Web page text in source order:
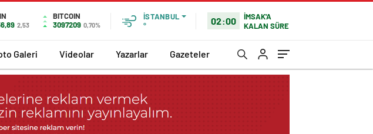
2,53
BITCOIN
3097209 0,70%
İSTANBUL
°
02:00
İMSAK'A
KALAN SÜRE
Galeri Videolar Yazarlar Gazeteler